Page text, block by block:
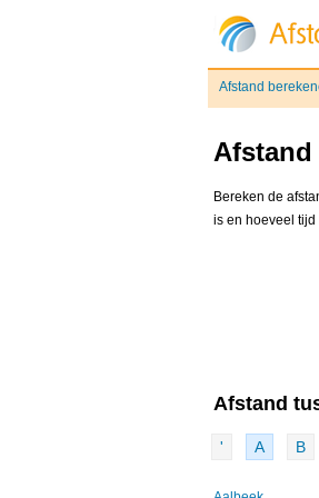
Afstand
Afstand
Bereken de
is en hoeveel
Afstand
' A B